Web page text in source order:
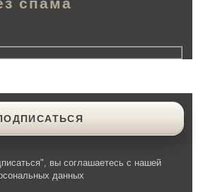
спама
вы соглашаетесь с нашей
данных